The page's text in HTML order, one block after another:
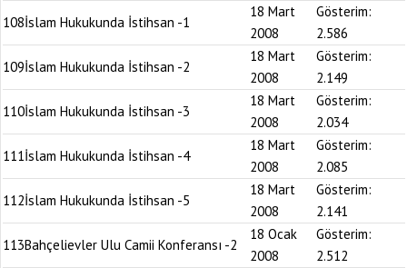
108İslam Hukukunda İstihsan -1
18 Mart
2008
Gösterim:
2.586
109İslam Hukukunda İstihsan -2
18 Mart
2008
Gösterim:
2.149
110İslam Hukukunda İstihsan -3
18 Mart
2008
Gösterim:
2.034
111İslam Hukukunda İstihsan -4
18 Mart
2008
Gösterim:
2.085
112İslam Hukukunda İstihsan -5
18 Mart
2008
Gösterim:
2.141
113Bahçelievler Ulu Camii Konferansı -2
18 Ocak
2008
Gösterim:
2.512